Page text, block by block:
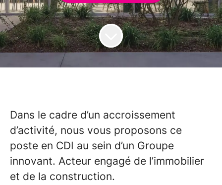
Dans le cadre d’un accroissement
d’activité, nous vous proposons ce
poste en CDI au sein d’un Groupe
innovant. Acteur engagé de l’immobilier
et de la construction.